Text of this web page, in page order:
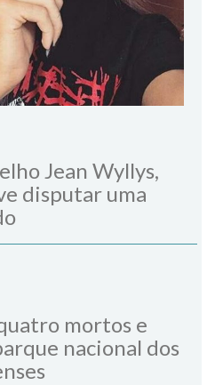
Jean Wyllys,
disputar uma
mortos e
nacional dos